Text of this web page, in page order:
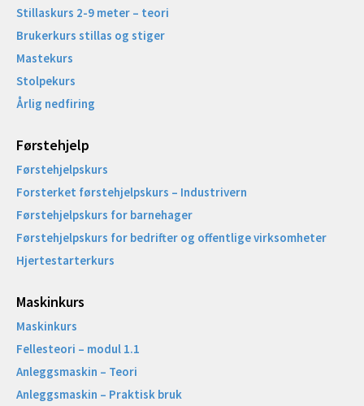
Stillaskurs 2-9 meter – teori
Brukerkurs stillas og stiger
Mastekurs
Stolpekurs
Årlig nedfiring
Førstehjelp
Førstehjelpskurs
Forsterket førstehjelpskurs – Industrivern
Førstehjelpskurs for barnehager
Førstehjelpskurs for bedrifter og offentlige virksomheter
Hjertestarterkurs
Maskinkurs
Maskinkurs
Fellesteori – modul 1.1
Anleggsmaskin – Teori
Anleggsmaskin – Praktisk bruk